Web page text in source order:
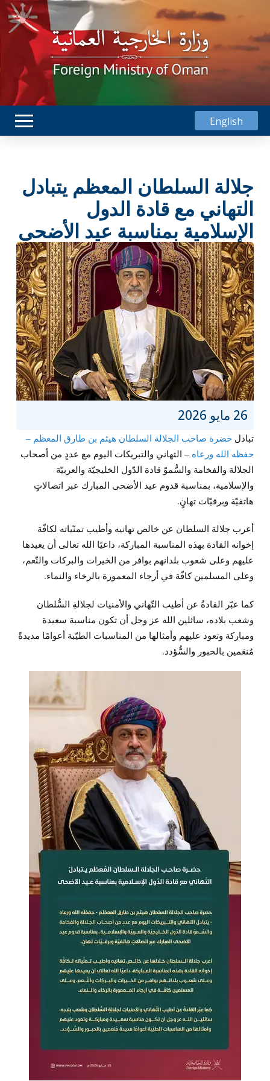
English
جلالة السلطان المعظم يتبادل
التهاني مع قادة الدول
الإسلامية بمناسبة عيد الأضحى
26 مايو 2026
تبادل حضرة صاحب الجلالة السلطان هيثم بن طارق المعظم –
حفظه الله ورعاه – التهاني والتبريكات اليوم مع عددٍ من أصحاب
الجلالة والفخامة والسُّموّ قادة الدّول الخليجيّة والعربيّة
والإسلامية، بمناسبة قدوم عيد الأضحى المبارك عبر اتصالاتٍ
هاتفيّة وبرقيّات تهانٍ.
‏أعرب جلالة السلطان عن خالص تهانيه وأطيب تمنّياته لكافّة
إخوانه القادة بهذه المناسبة المباركة، داعيًا الله تعالى أن يعيدها
عليهم وعلى شعوب بلدانهم بوافر من الخيرات والبركات والنّعم،
وعلى المسلمين كافّة في أرجاء المعمورة بالرخاء والنماء.
‏كما عبّر القادةُ عن أطيب التّهاني والأمنيات لجلالةِ السُّلطان
وشعب بلاده، سائلين الله عز وجل أن تكون مناسبة سعيدة
ومباركة وتعود عليهم وأمثالها من المناسبات الطيّبة أعوامًا مديدةً
مُنعَمين بالحبور والسُّؤدد.